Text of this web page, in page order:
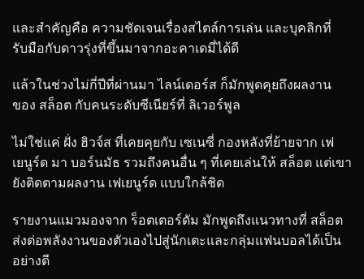
และสำคัญคือ ความชัดเจนเรื่องสไตล์การเล่น และบุคลิกที่
รับมือกับดาวรุ่งที่ขึ้นมาจากอะคาเดมี่ได้ดี
แล้วในช่วงไม่กี่ปีที่ผ่านมา ไลน์เดอร์ส ก็มักพูดคุยถึงผลงาน
ของ สล็อต กับคนระดับซีเนียร์ที่ ลิเวอร์พูล
ไม่ใช่แค่ ฝั่ง ฮิวจ์ส ที่เคยคุยกับ เซเนซี่ กองหลังที่ย้ายจาก เฟ
เยนูร์ด มา บอร์นมัธ รวมถึงคนอื่น ๆ ที่เคยเล่นให้ สล็อต แต่เขา
ยังติดตามผลงาน เฟเยนูร์ด แบบใกล้ชิด
รายงานแมวมองจาก ร็อตเตอร์ดัม มักพูดถึงแนวทางที่ สล็อต
ส่งต่อพลังงานของตัวเองไปสู่นักเตะและกลุ่มแฟนบอลได้เป็น
อย่างดี